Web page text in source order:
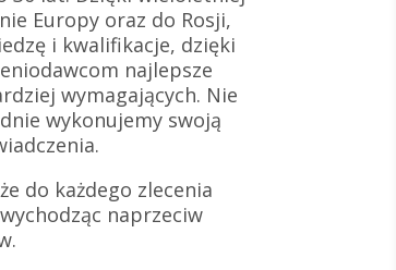
Europy oraz do Rosji,
i kwalifikacje, dzięki
najlepsze
wymagających. Nie
wykonujemy swoją
do każdego zlecenia
naprzeciw